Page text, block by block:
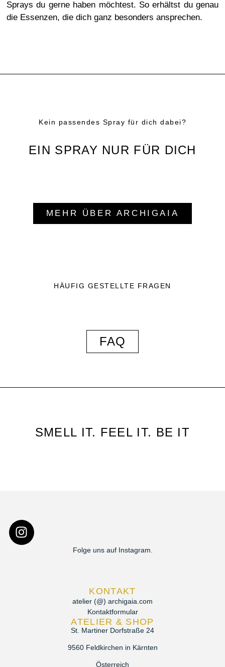
Sprays du gerne haben möchtest. So erhältst du genau
die Essenzen, die dich ganz besonders ansprechen.
Kein passendes Spray für dich dabei?
EIN SPRAY NUR FÜR DICH
MEHR ÜBER ARCHIGAIA
HÄUFIG GESTELLTE FRAGEN
FAQ
SMELL IT. FEEL IT. BE IT
Folge uns auf Instagram.
KONTAKT
atelier (@) archigaia.com
Kontaktformular
ATELIER & SHOP
St. Martiner Dorfstraße 24
9560 Feldkirchen in Kärnten
Österreich